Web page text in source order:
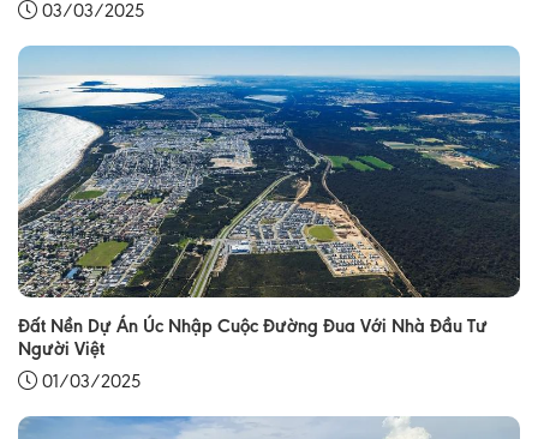
03/03/2025
Đất Nền Dự Án Úc Nhập Cuộc Đường Đua Với Nhà Đầu Tư
Người Việt
01/03/2025